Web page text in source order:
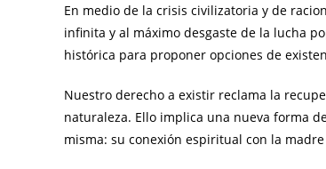
En medio de la crisis civilizatoria y de
infinita y al máximo desgaste de la lucha
histórica para proponer opciones de
​Nuestro derecho a existir reclama la
naturaleza. Ello implica una nueva forma
misma: su conexión espiritual con la